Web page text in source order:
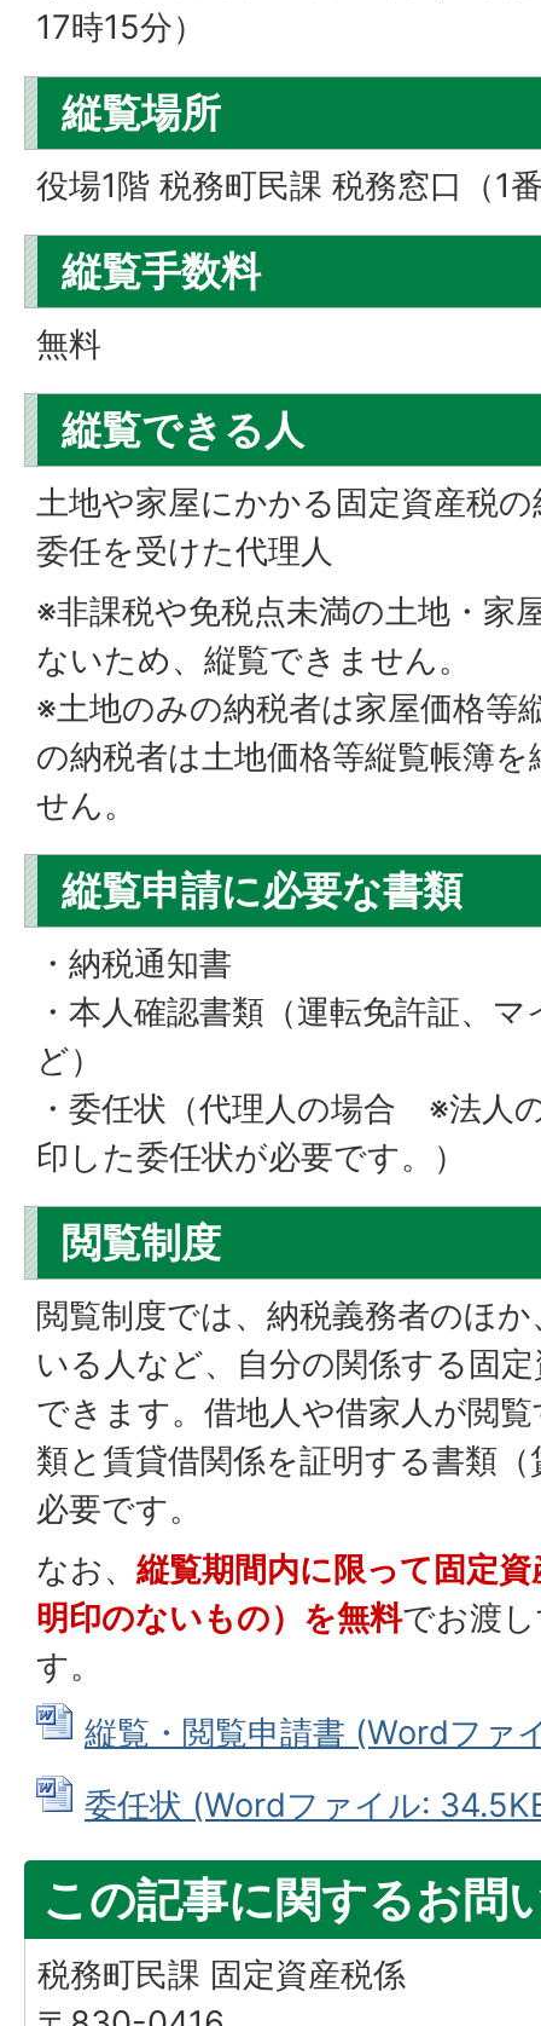
17時15分）
縦覧場所
役場1階 税務町民課 税務窓口（1
縦覧手数料
無料
縦覧できる人
土地や家屋にかかる固定資産税
委任を受けた代理人
※非課税や免税点未満の土地・家
ないため、縦覧できません。
※土地のみの納税者は家屋価格等
の納税者は土地価格等縦覧帳簿
せん。
縦覧申請に必要な書類
・納税通知書
・本人確認書類（運転免許証、
ど）
・委任状（代理人の場合 ※法人
印した委任状が必要です。）
閲覧制度
閲覧制度では、納税義務者のほ
いる人など、自分の関係する固
できます。借地人や借家人が閲
類と賃貸借関係を証明する書類
必要です。
なお、 縦覧期間内に限って固定
明印のないもの）を無料でお渡
す。
縦覧・閲覧申請書 (Wordファ
委任状 (Wordファイル:
この記事に関するお問
税務町民課 固定資産税係